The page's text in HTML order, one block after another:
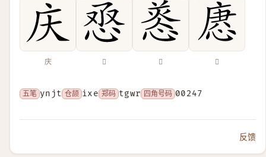
庆 𢙎 𢝑 𢞢
五笔 ynjt 仓颉 ixe 郑码 tgwr 四角号码 00247
反馈